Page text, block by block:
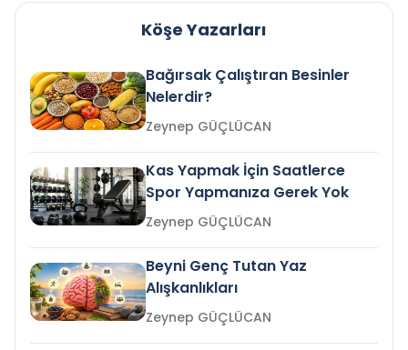
Köşe Yazarları
Bağırsak Çalıştıran Besinler
Nelerdir?
Zeynep GÜÇLÜCAN
Kas Yapmak İçin Saatlerce
Spor Yapmanıza Gerek Yok
Zeynep GÜÇLÜCAN
Beyni Genç Tutan Yaz
Alışkanlıkları
Zeynep GÜÇLÜCAN